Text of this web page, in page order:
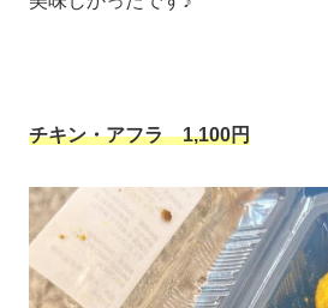
チキン・アフラ1,100円